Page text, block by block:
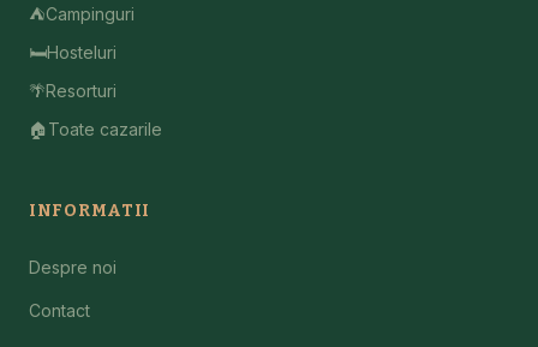
⛺Campinguri
🛏️Hosteluri
🌴Resorturi
🏠 Toate cazarile
INFORMATII
Despre noi
Contact